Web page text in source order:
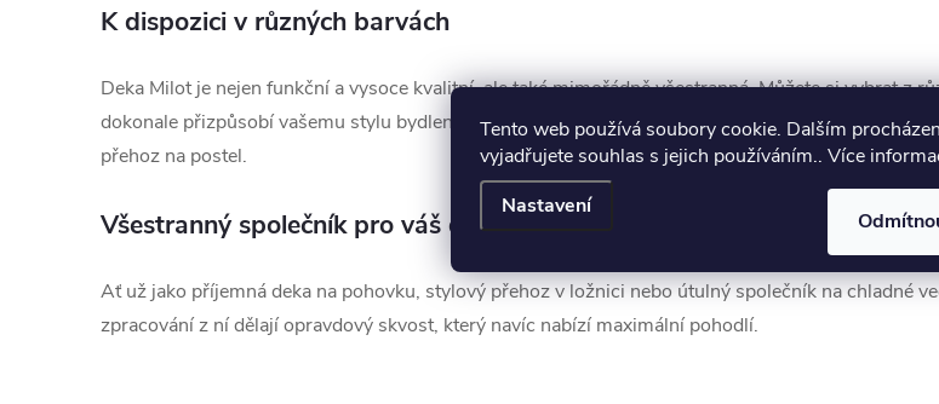
Tento web používá soubory cookie. Dalším
vyjadřujete souhlas s jejich používáním.. Více
Nastavení
K dispozici v různých barvách
Deka Milot je nejen funkční a vysoce kvalitní, ale také mimořádně všestranná. Můžete si vybrat z
dokonale přizpůsobí vašemu stylu bydlení. Je také k dispozici v různých velikostech, takže ji lze
přehoz na postel.
Všestranný společník pro váš domov
Ať už jako příjemná deka na pohovku, stylový přehoz v ložnici nebo útulný společník na chladné
zpracování z ní dělají opravdový skvost, který navíc nabízí maximální pohodlí.